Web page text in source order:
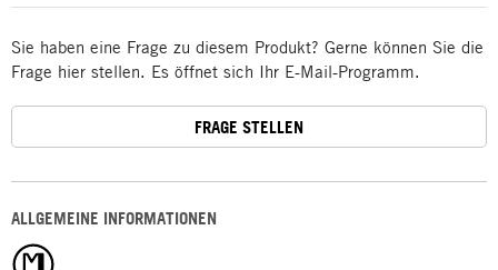
ALLGEMEINE INFORMATIONEN
Sie haben eine Frage zu diesem Produkt? Gerne können Sie die
Frage hier stellen. Es öffnet sich Ihr E-Mail-Programm.
FRAGE STELLEN